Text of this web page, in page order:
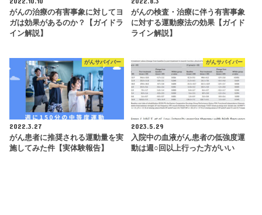
がんの治療の有害事象に対してヨ
ガは効果があるのか？【ガイドラ
イン解説】
がんの検査・治療に伴う有害事象
に対する運動療法の効果【ガイド
ライン解説】
がんサバイバー
2022.3.27
がん患者に推奨される運動量を実
施してみた件【実体験報告】
がんサバイバー
2023.5.29
入院中の血液がん患者の低強度運
動は週○回以上行った方がいい